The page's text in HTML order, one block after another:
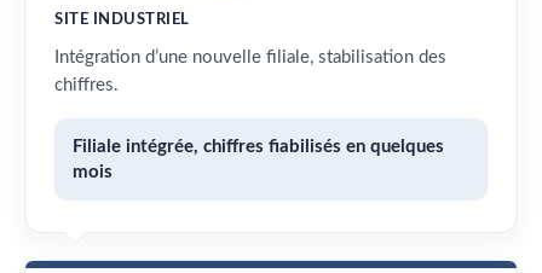
SITE INDUSTRIEL
Intégration d’une nouvelle filiale, stabilisation des
chiffres.
Filiale intégrée, chiffres fiabilisés en quelques
mois